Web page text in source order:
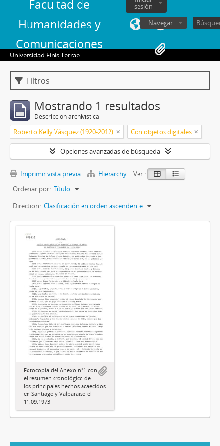
Facultad de
Humanidades y
Comunicaciones
sesión
Navegar
Universidad Finis Terrae
Filtros
Mostrando 1 resultados
Descripción archivística
Roberto Kelly Vásquez (1920-2012) Con objetos digitales
Opciones avanzadas de búsqueda
Imprimir vista previa Hierarchy
Ver :
Ordenar por: Título
Direction: Clasificación en orden ascendente
Fotocopia del Anexo n°1 con
el resumen cronológico de
los principales hechos acaecidos
en Santiago y Valparaíso el
11.09.1973